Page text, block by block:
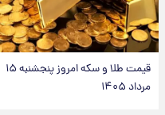
قیمت طلا و سکه امروز پنجشنبه ۱۵
مرداد ۱۴۰۵